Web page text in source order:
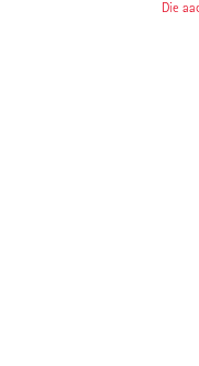
Die